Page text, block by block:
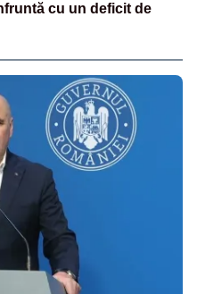
cu un deficit de